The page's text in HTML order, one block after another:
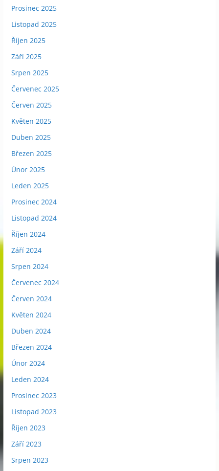
Prosinec 2025
Listopad 2025
Říjen 2025
Září 2025
Srpen 2025
Červenec 2025
Červen 2025
Květen 2025
Duben 2025
Březen 2025
Únor 2025
Leden 2025
Prosinec 2024
Listopad 2024
Říjen 2024
Září 2024
Srpen 2024
Červenec 2024
Červen 2024
Květen 2024
Duben 2024
Březen 2024
Únor 2024
Leden 2024
Prosinec 2023
Listopad 2023
Říjen 2023
Září 2023
Srpen 2023